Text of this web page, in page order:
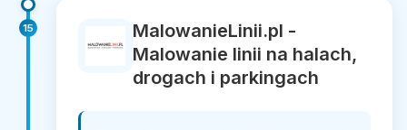
15
MalowanieLinii.pl -
Malowanie linii na halach,
drogach i parkingach